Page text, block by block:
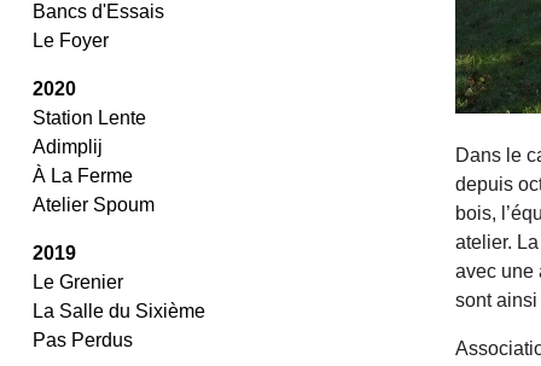
Bancs d'Essais
Le Foyer
2020
Station Lente
Adimplij
À La Ferme
Atelier Spoum
2019
Le Grenier
La Salle du Sixième
Pas Perdus
Dans le
depuis
bois,
atelier.
avec une
sont